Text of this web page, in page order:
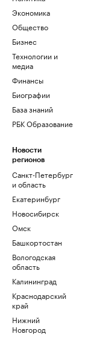
Экономика
Общество
Бизнес
Технологии и
медиа
Финансы
Биографии
База знаний
РБК Образование
Новости
регионов
Санкт-Петербург
и область
Екатеринбург
Новосибирск
Омск
Башкортостан
Вологодская
область
Калининград
Краснодарский
край
Нижний
Новгород